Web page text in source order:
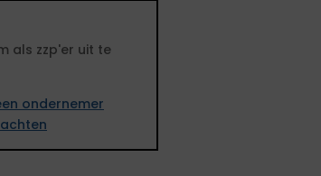
als zzp'er uit te
ondernemer